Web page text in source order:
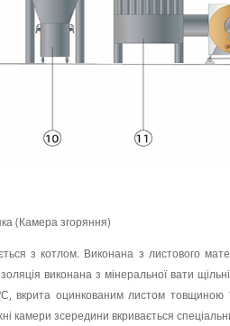
(Камера згоряння)
з котлом. Виконана з листового
виконана з мінеральної вати
вкрита оцинкованим листом
камери зсередини вкривається